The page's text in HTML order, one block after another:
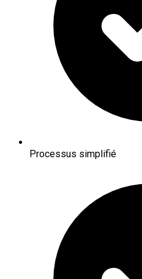
Processus simplifié